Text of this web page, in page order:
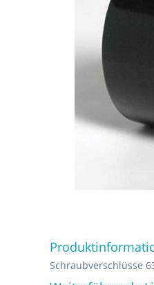
Schraubverschlüsse